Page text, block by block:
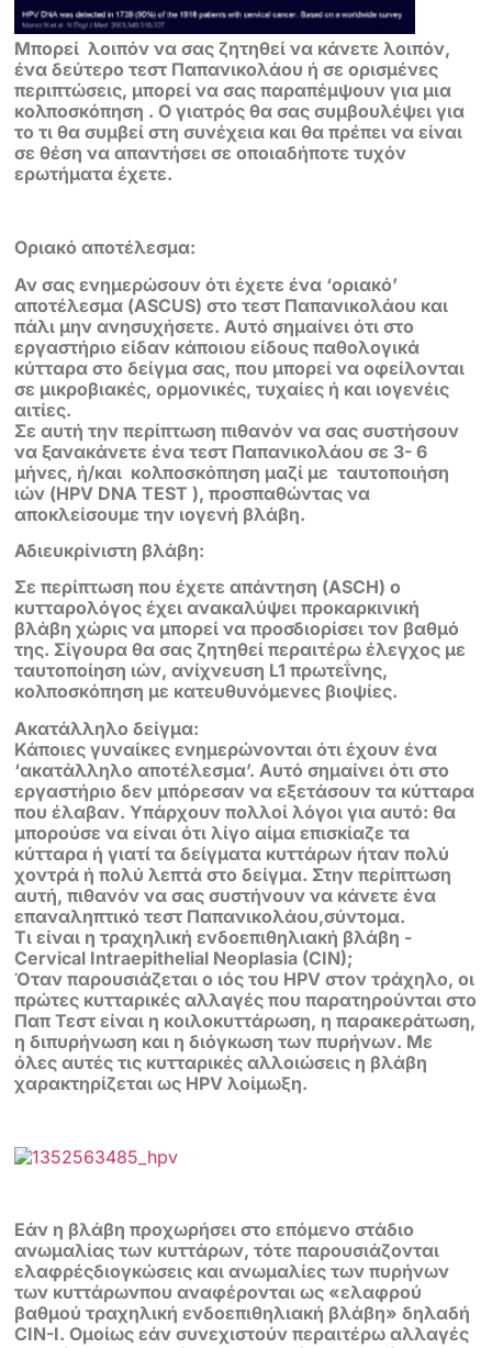
Μπορεί λοιπόν να σας ζητηθεί να κάνετε λοιπόν,
ένα δεύτερο τεστ Παπανικολάου ή σε ορισμένες
περιπτώσεις, μπορεί να σας παραπέμψουν για μια
κολποσκόπηση . Ο γιατρός θα σας συμβουλέψει για
το τι θα συμβεί στη συνέχεια και θα πρέπει να είναι
σε θέση να απαντήσει σε οποιαδήποτε τυχόν
ερωτήματα έχετε.
Οριακό αποτέλεσμα:
Αν σας ενημερώσουν ότι έχετε ένα ‘οριακό’
αποτέλεσμα (ASCUS) στο τεστ Παπανικολάου και
πάλι μην ανησυχήσετε. Αυτό σημαίνει ότι στο
εργαστήριο είδαν κάποιου είδους παθολογικά
κύτταρα στο δείγμα σας, που μπορεί να οφείλονται
σε μικροβιακές, ορμονικές, τυχαίες ή και ιογενέις
αιτίες.
Σε αυτή την περίπτωση πιθανόν να σας συστήσουν
να ξανακάνετε ένα τεστ Παπανικολάου σε 3- 6
μήνες, ή/και κολποσκόπηση μαζί με ταυτοποιήση
ιών (HPV DNA TEST ), προσπαθώντας να
αποκλείσουμε την ιογενή βλάβη.
Αδιευκρίνιστη βλάβη:
Σε περίπτωση που έχετε απάντηση (ASCH) ο
κυτταρολόγος έχει ανακαλύψει προκαρκινική
βλάβη χώρις να μπορεί να προσδιορίσει τον βαθμό
της. Σίγουρα θα σας ζητηθεί περαιτέρω έλεγχος με
ταυτοποίηση ιών, ανίχνευση L1 πρωτεΐνης,
κολποσκόπηση με κατευθυνόμενες βιοψίες.
Ακατάλληλο δείγμα:
Κάποιες γυναίκες ενημερώνονται ότι έχουν ένα
‘ακατάλληλο αποτέλεσμα’. Αυτό σημαίνει ότι στο
εργαστήριο δεν μπόρεσαν να εξετάσουν τα κύτταρα
που έλαβαν. Υπάρχουν πολλοί λόγοι για αυτό: θα
μπορούσε να είναι ότι λίγο αίμα επισκίαζε τα
κύτταρα ή γιατί τα δείγματα κυττάρων ήταν πολύ
χοντρά ή πολύ λεπτά στο δείγμα. Στην περίπτωση
αυτή, πιθανόν να σας συστήνουν να κάνετε ένα
επαναληπτικό τεστ Παπανικολάου,σύντομα.
Τι είναι η τραχηλική ενδοεπιθηλιακή βλάβη -
Cervical Intraepithelial Neoplasia (CIN);
Όταν παρουσιάζεται ο ιός του HPV στον τράχηλο, οι
πρώτες κυτταρικές αλλαγές που παρατηρούνται στο
Παπ Τεστ είναι η κοιλοκυττάρωση, η παρακεράτωση,
η διπυρήνωση και η διόγκωση των πυρήνων. Με
όλες αυτές τις κυτταρικές αλλοιώσεις η βλάβη
χαρακτηρίζεται ως HPV λοίμωξη.
Εάν η βλάβη προχωρήσει στο επόμενο στάδιο
ανωμαλίας των κυττάρων, τότε παρουσιάζονται
ελαφρέςδιογκώσεις και ανωμαλίες των πυρήνων
των κυττάρωνπου αναφέρονται ως «ελαφρού
βαθμού τραχηλική ενδοεπιθηλιακή βλάβη» δηλαδή
CIN-I. Ομοίως εάν συνεχιστούν περαιτέρω αλλαγές